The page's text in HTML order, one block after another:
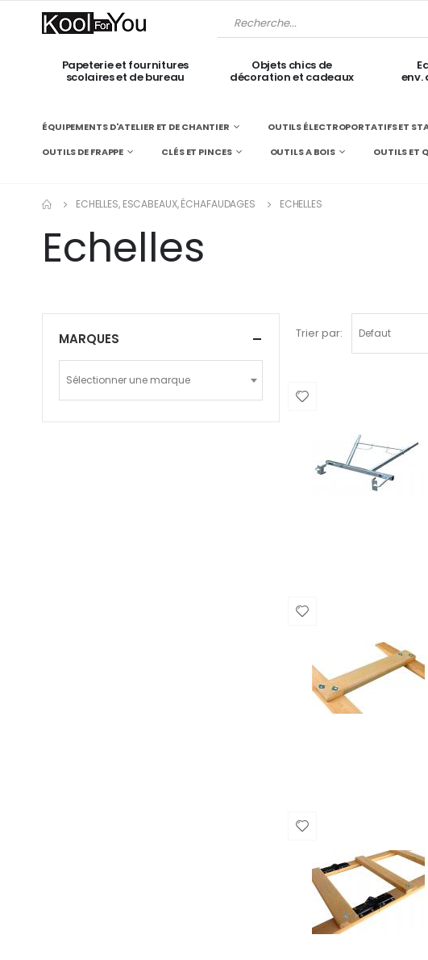
Papeterie et fournitures
scolaires et de bureau
Objets chics de
décoration et cadeaux env.
ÉQUIPEMENTS D'ATELIER ET DE CHANTIER OUTILS ÉLECTROPORTATIFS ET
OUTILS DE FRAPPE
CLÉS ET PINCES OUTILS A BOIS OUTILS ET
ECHELLES, ESCABEAUX, ÉCHAFAUDAGES ECHELLES
Echelles
Trier par: Defaut
MARQUES
Sélectionner une marque